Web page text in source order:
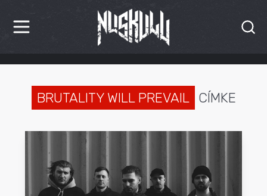
HÍREK
KRITIKÁK
PREMIEREK
BRUTALITY WILL PREVAIL CÍMKE